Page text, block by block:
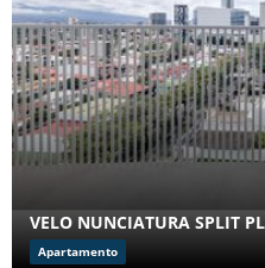
VELO NUNCIATURA SPLIT
Apartamento